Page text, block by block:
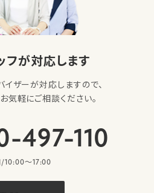
フが対応します
イザーが対応しますので、
気軽にご相談ください。
497-110
/10:00〜17:00